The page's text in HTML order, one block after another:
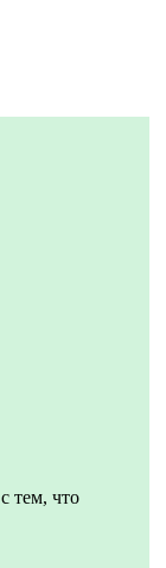
тем, что